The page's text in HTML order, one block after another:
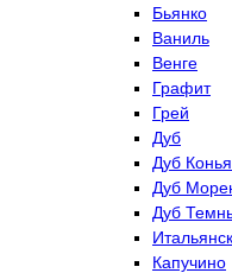
Бьянко
Ваниль
Венге
Графит
Грей
Дуб
Дуб
Дуб
Дуб
Капучино